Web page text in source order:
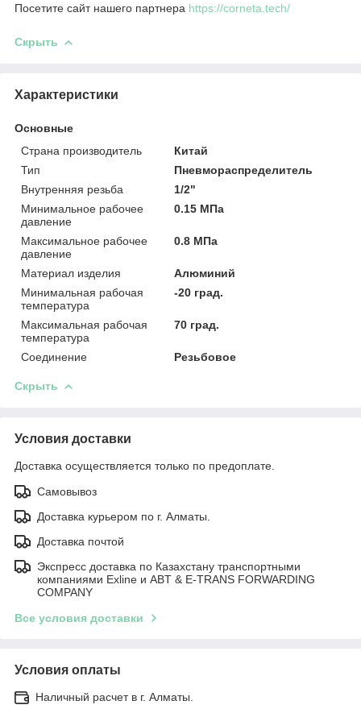
Посетите сайт нашего партнера https://corneta.tech/
Скрыть
Характеристики
Основные
Страна производитель
Китай
Тип
Пневмораспределитель
Внутренняя резьба
1/2"
Минимальное рабочее
давление
0.15 МПа
Максимальное рабочее
давление
0.8 МПа
Материал изделия
Алюминий
Минимальная рабочая
температура
-20 град.
Максимальная рабочая
температура
70 град.
Соединение Резьбовое
Скрыть
Условия доставки
Доставка осуществляется только по предоплате.
Самовывоз
Доставка курьером по г. Алматы.
Доставка почтой
Экспресс доставка по Казахстану транспортными
компаниями Exline и ABT & E-TRANS FORWARDING
COMPANY
Все условия доставки
Условия оплаты
Наличный расчет в г. Алматы.